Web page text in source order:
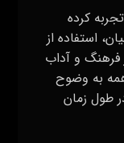
دارد و به
و
می‌گیرد. این
زندگی
از تاریخ
خود
به ارمغان